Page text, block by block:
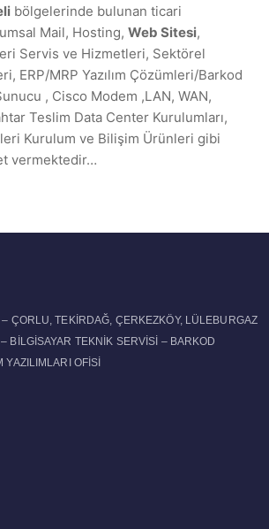
bölgelerinde bulunan ticari
Mail, Hosting, Web Sitesi,
Servis ve Hizmetleri, Sektörel
ERP/MRP Yazılım Çözümleri/Barkod
, Cisco Modem ,LAN, WAN,
Teslim Data Center Kurulumları,
Kurulum ve Bilişim Ürünleri gibi
vermektedir…
ÇORLU, TEKİRDAĞ, ÇERKEZKÖY, LÜLEBURGAZ
BİLGİSAYAR TEKNİK SERVİSİ – BARKOD
OFİSİ